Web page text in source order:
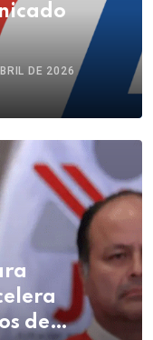
DE 2026
de